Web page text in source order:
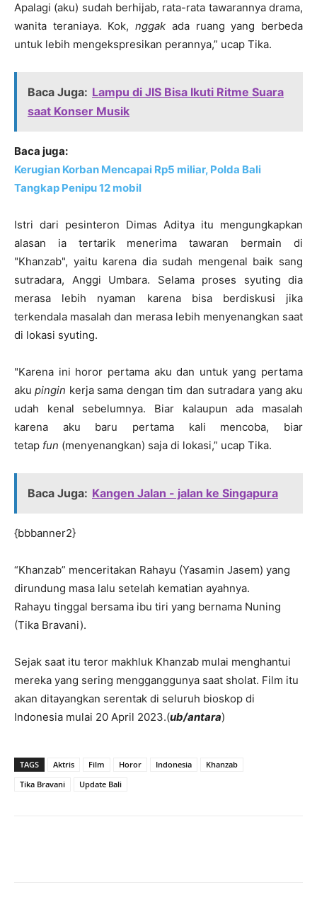
Apalagi (aku) sudah berhijab, rata-rata tawarannya drama,
wanita teraniaya. Kok,nggak ada ruang yang berbeda
untuk lebih mengekspresikan perannya,” ucap Tika.
Baca Juga: Lampu di JIS Bisa Ikuti Ritme Suara
saat Konser Musik
Baca juga:
Kerugian Korban Mencapai Rp5 miliar, Polda Bali
Tangkap Penipu 12 mobil
Istri dari pesinteron Dimas Aditya itu mengungkapkan
alasan ia tertarik menerima tawaran bermain di
"Khanzab", yaitu karena dia sudah mengenal baik sang
sutradara, Anggi Umbara. Selama proses syuting dia
merasa lebih nyaman karena bisa berdiskusi jika
terkendala masalah dan merasa lebih menyenangkan saat
di lokasi syuting.
"Karena ini horor pertama aku dan untuk yang pertama
akupingin kerja sama dengan tim dan sutradara yang aku
udah kenal sebelumnya. Biar kalaupun ada masalah
karena aku baru pertama kali mencoba, biar
tetap fun (menyenangkan) saja di lokasi,” ucap Tika.
Baca Juga: Kangen Jalan - jalan ke Singapura
{bbbanner2}
“Khanzab” menceritakan Rahayu (Yasamin Jasem) yang
dirundung masa lalu setelah kematian ayahnya.
Rahayu tinggal bersama ibu tiri yang bernama Nuning
(Tika Bravani).
Sejak saat itu teror makhluk Khanzab mulai menghantui
mereka yang sering mengganggunya saat sholat. Film itu
akan ditayangkan serentak di seluruh bioskop di
Indonesia mulai 20 April 2023.(ub/antara)
TAGS Aktris Film Horor Indonesia
Khanzab
Tika Bravani
Update Bali